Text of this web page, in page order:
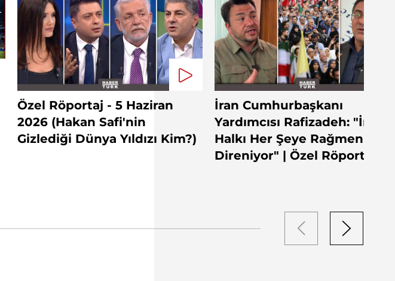
Özel Röportaj - 5 Haziran
2026 (Hakan Safi'nin
Gizlediği Dünya Yıldızı Kim?)
İran Cumhurbaşkanı
Yardımcısı Rafizadeh: "İran
Halkı Her Şeye Rağmen
Direniyor" | Özel Röportaj